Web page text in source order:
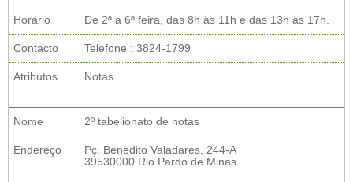
Horário De 2ª a 6ª feira, das 8h às 11h e das 13h às 17h.
Contacto Telefone : 3824-1799
Atributos Notas
Nome 2º tabelionato de notas
Endereço
Pç. Benedito Valadares, 244-A
39530000 Rio Pardo de Minas